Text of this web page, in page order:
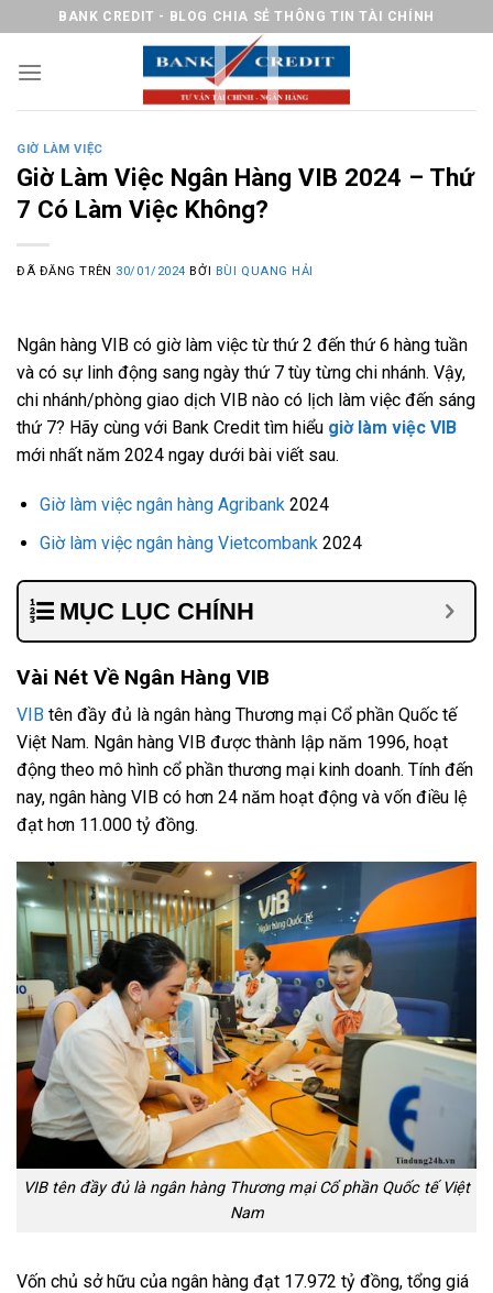
nội
BANK CREDIT - BLOG CHIA SẺ THÔNG TIN TÀI CHÍNH
GIỜ LÀM VIỆC
Giờ Làm Việc Ngân Hàng VIB 2024 – Thứ
7 Có Làm Việc Không?
ĐÃ ĐĂNG TRÊN 30/01/2024 BỞI BÙI QUANG HẢI
Ngân hàng VIB có giờ làm việc từ thứ 2 đến thứ 6 hàng tuần
và có sự linh động sang ngày thứ 7 tùy từng chi nhánh. Vậy,
chi nhánh/phòng giao dịch VIB nào có lịch làm việc đến sáng
thứ 7? Hãy cùng với Bank Credit tìm hiểu giờ làm việc VIB
mới nhất năm 2024 ngay dưới bài viết sau.
Giờ làm việc ngân hàng Agribank2024
Giờ làm việc ngân hàng Vietcombank2024
MỤC LỤC CHÍNH
Vài Nét Về Ngân Hàng VIB
VIB tên đầy đủ là ngân hàng Thương mại Cổ phần Quốc tế
Việt Nam. Ngân hàng VIB được thành lập năm 1996, hoạt
động theo mô hình cổ phần thương mại kinh doanh. Tính đến
nay, ngân hàng VIB có hơn 24 năm hoạt động và vốn điều lệ
đạt hơn 11.000 tỷ đồng.
VIB tên đầy đủ là ngân hàng Thương mại Cổ phần Quốc tế Việt
Nam
Vốn chủ sở hữu của ngân hàng đạt 17.972 tỷ đồng, tổng giá